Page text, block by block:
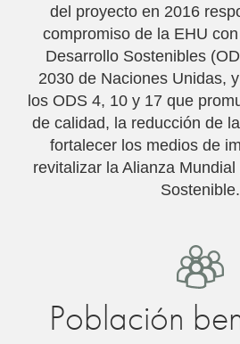
del proyecto en 2016
compromiso de la EHU
Desarrollo Sostenibles
2030 de Naciones Unidas,
los ODS 4, 10 y 17 que
de calidad, la reducción de
fortalecer los medios de
revitalizar la Alianza
Sostenible.
Población